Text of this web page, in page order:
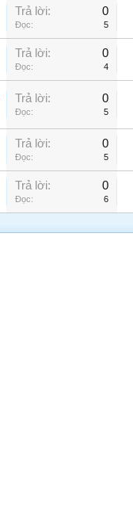
Trả lời: 0
Đọc: 5
Trả lời: 0
Đọc: 4
Trả lời: 0
Đọc: 5
Trả lời: 0
Đọc: 5
Trả lời: 0
Đọc: 6